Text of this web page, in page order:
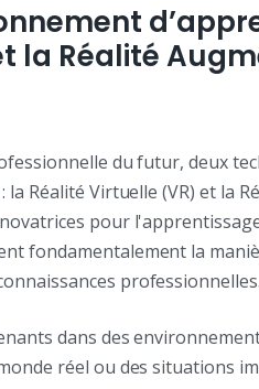
la Réalité
du futur, deux
Réalité Virtuelle (VR) et la
pour
fondamentalement la
dans des
réel ou des situations